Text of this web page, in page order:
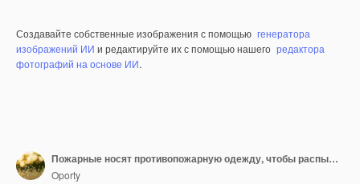
Создавайте собственные изображения с помощью генератора
изображений ИИ и редактируйте их с помощью нашего редактора
фотографий на основе ИИ.
Пожарные носят противопожарную одежду, чтобы распылять огонь из резервуаров во время ночных пожарных учений.
Oporty